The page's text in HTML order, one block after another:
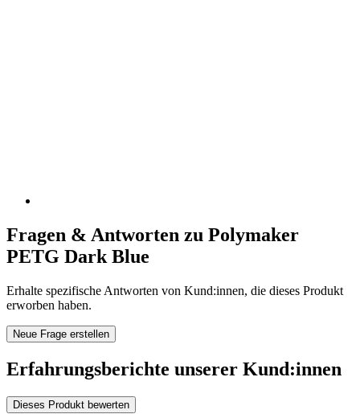
Fragen & Antworten zu Polymaker
PETG Dark Blue
Erhalte spezifische Antworten von Kund:innen, die dieses Produkt
erworben haben.
Neue Frage erstellen
Erfahrungsberichte unserer Kund:innen
Dieses Produkt bewerten